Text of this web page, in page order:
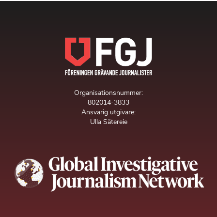
Organisationsnummer:
802014-3833
Ansvarig utgivare:
Ulla Sätereie